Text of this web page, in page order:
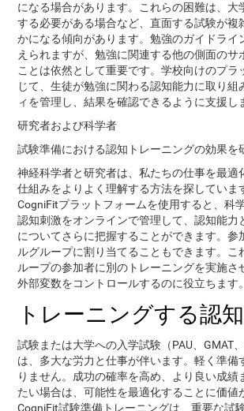
になる場合があります。これらの困難は、大
する必要がある場合など、直面する試験が複
かになる傾向があります。勉強のガイドライ
えられますが、勉強に関連する他の側面のサ
ことは依然として重要です。学校向けのプラ
じて、生徒が勉強に関わる認知能力に取り組
ィを管理し、結果を確認できるように支援し
研究者および科学者
試験準備における認知トレーニングの効果を
神経科学者と研究者は、私たちの仕事を最適
仕組みをよりよく理解する方法を探していま
CogniFitプラットフォームを使用すると、科
認知刺激をオンラインで管理して、認知能力
についてさらに把握することができます。参
ルグループに割り当てることもできます。こ
ループの参加者に別のトレーニングを実施さ
外部変数をコントロールするのに役立ちます。
トレーニングする認
試験または大学への入学試験（PAU、GMAT
は、多大な労力と仕事が伴います。軽く準備
りません。成功の確率を高め、より良い成績
たい場合は、可能性を最適化することに価値
CogniFit試験準備トレーニングは、重要な試